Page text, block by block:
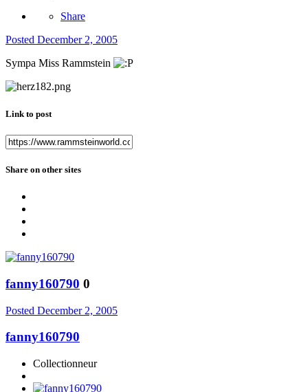
Share
Posted December 2, 2005
Sympa Miss Rammstein
Link to post
Share on other sites
fanny160790 0
Posted December 2, 2005
fanny160790
Collectionneur